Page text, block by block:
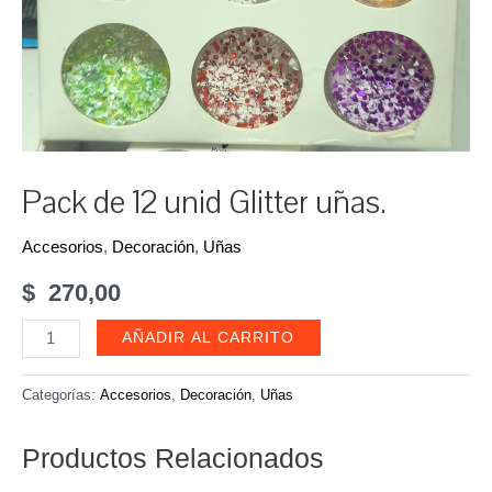
Pack de 12 unid Glitter uñas.
Accesorios, Decoración, Uñas
$ 270,00
Pack
de
12
Glitter
AÑADIR AL CARRITO
Categorías: Accesorios, Decoración, Uñas
Productos Relacionados